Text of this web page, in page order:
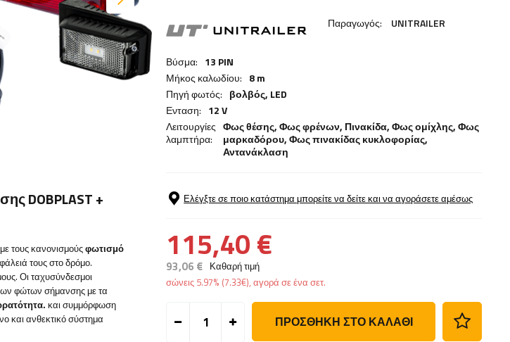
Παραγωγός: UNITRAILER
Βύσμα: 13 PIN
Μήκος καλωδίου: 8 m
Πηγή φωτός: βολβός, LED
Ενταση: 12 V
Λειτουργίες
λαμπτήρα:
Φως θέσης,Φως φρένων, Πινακίδα,Φως ομίχλης,Φως
μαρκαδόρου,Φως πινακίδας κυκλοφορίας,
Αντανάκλαση
Ελέγξτε σε ποιο κατάστημα μπορείτε να δείτε και να αγοράσετε αμέσως
115,40 €
93,06 € Καθαρή τιμή
σώνεις 5.97% (7.33€), αγορά σε ένα σετ.
ΠΡΟΣΘΉΚΗ ΣΤΟ ΚΑΛΆΘΙ
DOBPLAST +
τους κανονισμούςφωτισμό
τους στο δρόμο.
Οι ταχυσύνδεσμοι
φώτων σήμανσης με τα
και συμμόρφωση
και ανθεκτικό σύστημα